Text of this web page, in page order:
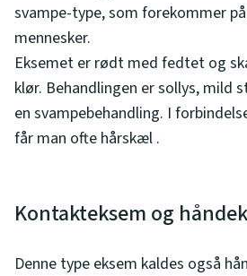
svampe-type, som forekommer
mennesker.
Eksemet er rødt med fedtet og
klør. Behandlingen er sollys, mild
en svampebehandling. I
får man ofte hårskæl .
Kontakteksem og
Denne type eksem kaldes også